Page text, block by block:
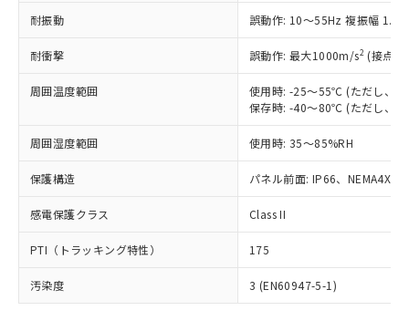
耐振動 誤動作: 10～55Hz 複振幅
耐衝撃 誤動作: 最大1000m/s2 (接点
周囲温度範囲
使用時: -25～55℃ (ただし、氷
保存時: -40～80℃ (ただし、氷
周囲湿度範囲 使用時: 35～85%RH
保護構造 パネル前面: IP66、NEMA4X,
感電保護クラス Class II
PTI（トラッキング特性） 175
汚染度 3 (EN60947-5-1)
正式な納期状況および標準価格はお客
様のお取引先、またはお客様担当のオ
ムロン制御機器販売店・当社販売員に
オムロン制御機器販売店や当社販売拠
販売ネットワーク
」をご確認
在庫状況および標準価格結果を当社の
示しないようお願いします。
マイパーツ機能（部品リスト作成サー
ビス）をご利用いただくには、I-Web
メンバーズにご登録されている必要が
お客様が当ウェブサイト上で当社にご
登録された部品リストについて、当社
ルベンジル（BBP） 1000ppm以下、フタル酸ジブチル
（DBP） 1000ppm以下、フタル酸ジイソブチル
但し、RoHS指令で産業用監視および制御機器に対する
フタル酸エステル類の４物質については閾値を超える意
図的な使用がないことを確認しています。
部品在庫の切り替え状況などにより、予定
月が前後することがあります。
※3 非含有証明書ダウンロード
DBP(フタル酸ジブチル) : 1000ppm、 DIBP(フタル酸ジ
イソブチル) : 1000ppm、 BBP(フタル酸ブチルベンジ
「ｅ」：有害物質（10物質）のすべてが基
準値以下であることを示します。
「10」：通常の使用状況下において有害物
質が外部に漏えいし、環境に深刻な影響を
及ぼさない年数を意味します。
「－」：未確認です。当社販売部門へお問
全に破砕するなど、違法に輸出されな
いよう必要な手段を講じます。
当社は貴社製品を、核兵器、ミサイ
ル、化学兵器、生物兵器またはその他
武器並びにこれらの製造装置等に一切
当社は、貴社製品を第三者に販売する
場合は、上記1、2および3の内容を当
該第三者に通知します。また当社は、
販売先および販売に係わる関係者が違
法に輸出するおそれがある場合は、取
－
在庫なし(最新の在庫状況につ
いては、お客様のお取引先、ま
たはお客様担当のオムロン制御
機器販売店・当社販売員にご確
空
受注生産機種、また在庫状況の
情報を公開していない機種